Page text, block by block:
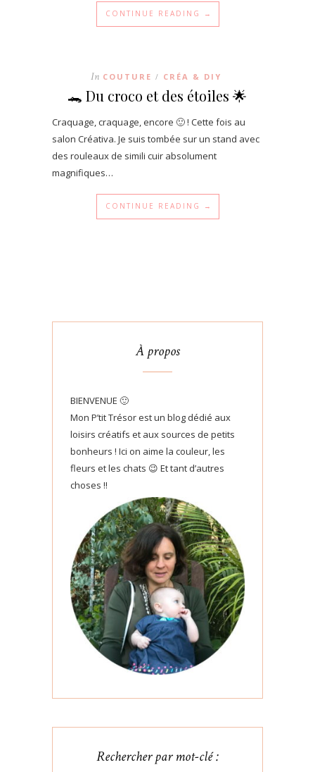
CONTINUE READING →
In COUTURE / CRÉA & DIY
🐊 Du croco et des étoiles 🌟
Craquage, craquage, encore 🙂 ! Cette fois au
salon Créativa. Je suis tombée sur un stand avec
des rouleaux de simili cuir absolument
magnifiques…
CONTINUE READING →
À propos
BIENVENUE 🙂
Mon P’tit Trésor est un blog dédié aux
loisirs créatifs et aux sources de petits
bonheurs ! Ici on aime la couleur, les
fleurs et les chats 😉 Et tant d’autres
choses !!
Rechercher par mot-clé :